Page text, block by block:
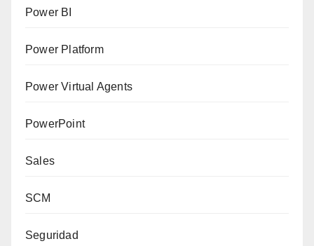
Power BI
Power Platform
Power Virtual Agents
PowerPoint
Sales
SCM
Seguridad